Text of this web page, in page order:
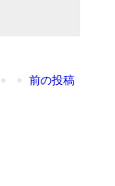
前の投稿